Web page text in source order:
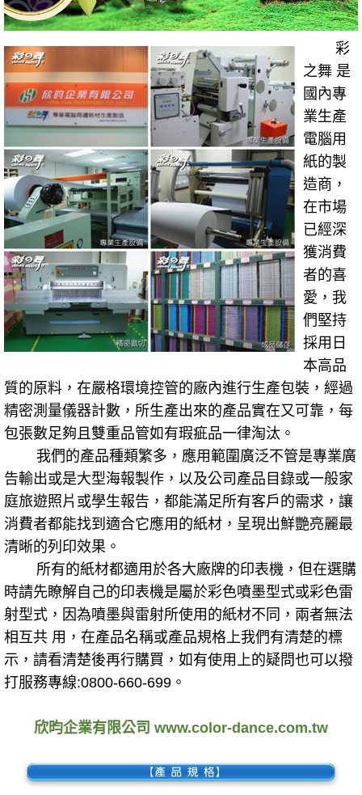
彩
之舞 是
國內專
業生產
電腦用
紙的製
造商，
在市場
已經深
獲消費
者的喜
愛，我
們堅持
採用日
本高品
質的原料，在嚴格環境控管的廠內進行生產包裝，經過
精密測量儀器計數，所生產出來的產品實在又可靠，每
包張數足夠且雙重品管如有瑕疵品一律淘汰。
我們的產品種類繁多，應用範圍廣泛不管是專業廣
告輸出或是大型海報製作，以及公司產品目錄或一般家
庭旅遊照片或學生報告，都能滿足所有客戶的需求，讓
消費者都能找到適合它應用的紙材，呈現出鮮艷亮麗最
清晰的列印效果。
所有的紙材都適用於各大廠牌的印表機，但在選購
時請先瞭解自己的印表機是屬於彩色噴墨型式或彩色雷
射型式，因為噴墨與雷射所使用的紙材不同，兩者無法
相互共 用，在產品名稱或產品規格上我們有清楚的標
示，請看清楚後再行購買，如有使用上的疑問也可以撥
打服務專線:0800-660-699。
欣昀企業有限公司 www.color-dance.com.tw